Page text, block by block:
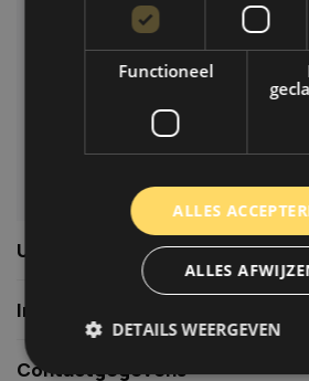
Klantenservice
Veelgestelde vragen
06-39119169
info@autoklusser.nl
Usefull links
Informatie
Contactgegevens
Functioneel
ALLES
ALLES
DETAILS WEERGEVEN